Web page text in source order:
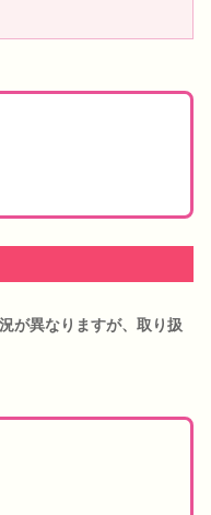
が異なりますが、取り扱